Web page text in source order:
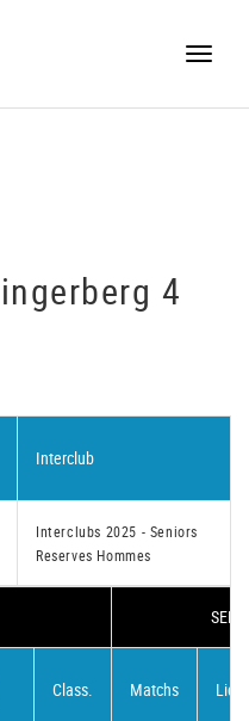
Toggle
4
Interclub
Interclubs 2025 - Seniors
Reserves Hommes
Class. Matchs